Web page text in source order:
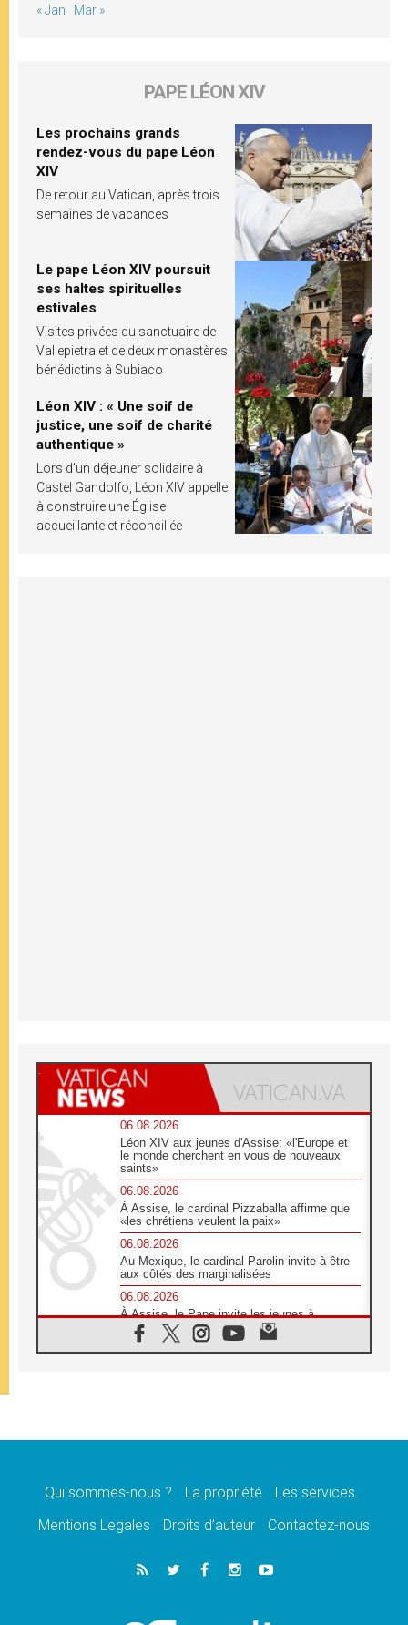
« Jan Mar »
PAPE LÉON XIV
Les prochains grands
rendez-vous du pape Léon
XIV
De retour au Vatican, après trois
semaines de vacances
Le pape Léon XIV poursuit
ses haltes spirituelles
estivales
Visites privées du sanctuaire de
Vallepietra et de deux monastères
bénédictins à Subiaco
Léon XIV : « Une soif de
justice, une soif de charité
authentique »
Lors d’un déjeuner solidaire à
Castel Gandolfo, Léon XIV appelle
à construire une Église
accueillante et réconciliée
06.08.2026
Léon XIV aux jeunes d'Assise: «l'Europe et
le monde cherchent en vous de nouveaux
saints»
06.08.2026
À Assise, le cardinal Pizzaballa affirme que
«les chrétiens veulent la paix»
06.08.2026
Au Mexique, le cardinal Parolin invite à être
aux côtés des marginalisées
06.08.2026
À Assise, le Pape invite les jeunes à
«construire la civilisation de l'amour»
05.08.2026
d'entendre ceux qui bénissent la guerre»
Léon XIV au Pérou, une lueur d'espoir pour
05.08.2026
SCEAM: L'Église en Afrique vers
Qui sommes-nous ? La propriété
Les services
Mentions Legales
Droits d’auteur Contactez-nous